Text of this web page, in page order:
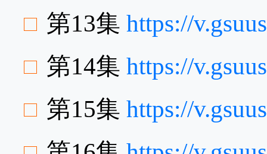
第13集 https://
第14集 https://
第15集 https://